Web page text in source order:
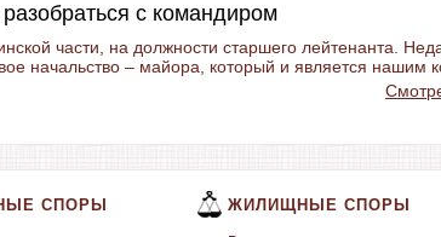
с командиром
части, на должности старшего лейтенанта.
начальство – майора, который и является нашим
СПОРЫ ЖИЛИЩНЫЕ СПОРЫ